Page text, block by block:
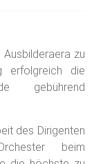
zu
erfolgreich die
gebührend
des Dirigenten
beim